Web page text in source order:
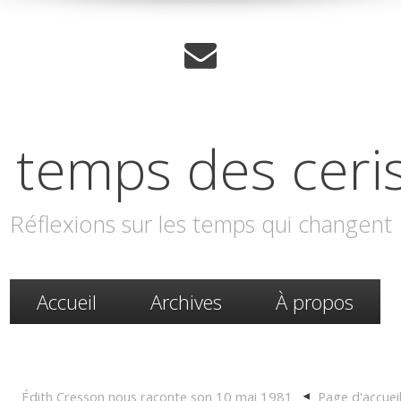
temps des
Réflexions sur les temps qui changent
Accueil Archives À propos
Édith Cresson nous raconte son 10 mai 1981 Page d'accueil